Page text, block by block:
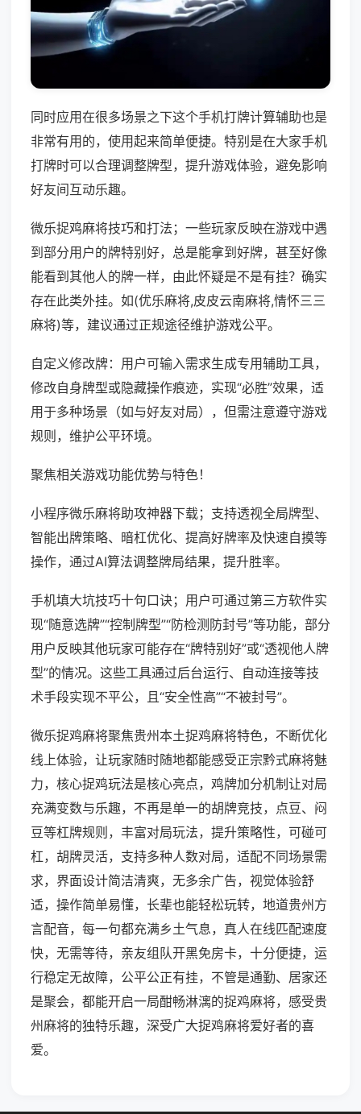
同时应用在很多场景之下这个手机打牌计算辅助也是
非常有用的，使用起来简单便捷。特别是在大家手机
打牌时可以合理调整牌型，提升游戏体验，避免影响
好友间互动乐趣。
微乐捉鸡麻将技巧和打法；一些玩家反映在游戏中遇
到部分用户的牌特别好，总是能拿到好牌，甚至好像
能看到其他人的牌一样，由此怀疑是不是有挂？确实
存在此类外挂。如(优乐麻将,皮皮云南麻将,情怀三三
麻将)等，建议通过正规途径维护游戏公平。
自定义修改牌：用户可输入需求生成专用辅助工具，
修改自身牌型或隐藏操作痕迹，实现“必胜”效果，适
用于多种场景（如与好友对局），但需注意遵守游戏
规则，维护公平环境。
聚焦相关游戏功能优势与特色！
小程序微乐麻将助攻神器下载；支持透视全局牌型、
智能出牌策略、暗杠优化、提高好牌率及快速自摸等
操作，通过AI算法调整牌局结果，提升胜率。
手机填大坑技巧十句口诀；用户可通过第三方软件实
现“随意选牌”“控制牌型”“防检测防封号”等功能，部分
用户反映其他玩家可能存在“牌特别好”或“透视他人牌
型”的情况。这些工具通过后台运行、自动连接等技
术手段实现不平公，且“安全性高”“不被封号”。
微乐捉鸡麻将聚焦贵州本土捉鸡麻将特色，不断优化
线上体验，让玩家随时随地都能感受正宗黔式麻将魅
力，核心捉鸡玩法是核心亮点，鸡牌加分机制让对局
充满变数与乐趣，不再是单一的胡牌竞技，点豆、闷
豆等杠牌规则，丰富对局玩法，提升策略性，可碰可
杠，胡牌灵活，支持多种人数对局，适配不同场景需
求，界面设计简洁清爽，无多余广告，视觉体验舒
适，操作简单易懂，长辈也能轻松玩转，地道贵州方
言配音，每一句都充满乡土气息，真人在线匹配速度
快，无需等待，亲友组队开黑免房卡，十分便捷，运
行稳定无故障，公平公正有挂，不管是通勤、居家还
是聚会，都能开启一局酣畅淋漓的捉鸡麻将，感受贵
州麻将的独特乐趣，深受广大捉鸡麻将爱好者的喜
爱。